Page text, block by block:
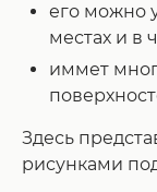
его можно
местах и в
иммет
Здесь
рисунками